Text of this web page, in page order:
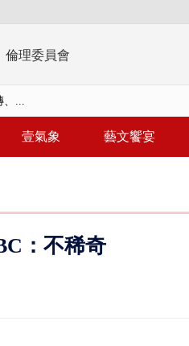
倫理委員會
、...
... 壹氣象 藝文饗宴
：不稀奇